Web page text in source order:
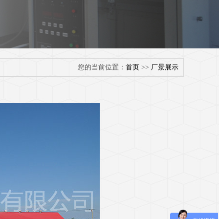
您的当前位置： 首页 >> 厂景展示